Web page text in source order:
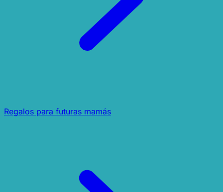
Regalos para futuras mamás